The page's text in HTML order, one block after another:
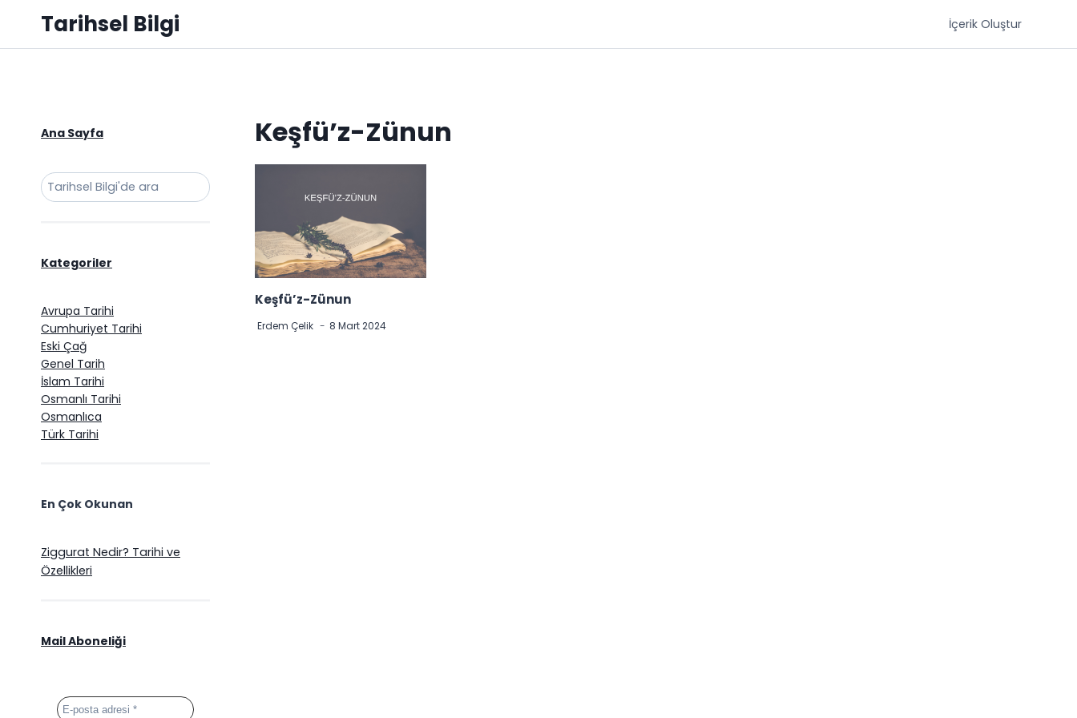
content
Tarihsel Bilgi İçerik Oluştur
Keşfü’z-Zünun
Keşfü’z-Zünun
Erdem Çelik 8 Mart 2024
Ana Sayfa
Ara
Kategoriler
Avrupa Tarihi
Cumhuriyet Tarihi
Eski Çağ
Genel Tarih
İslam Tarihi
Osmanlı Tarihi
Osmanlıca
Türk Tarihi
En Çok Okunan
Ziggurat Nedir? Tarihi ve
Özellikleri
Mail Aboneliği